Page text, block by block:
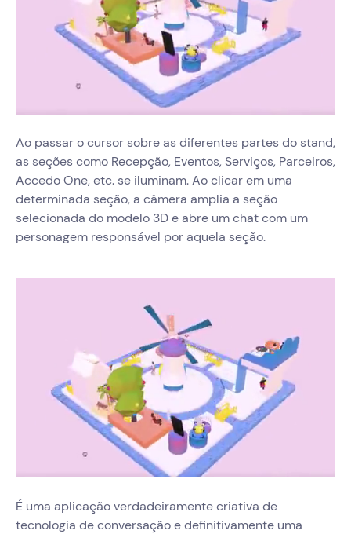
Ao passar o cursor sobre as diferentes partes do stand,
as seções como Recepção, Eventos, Serviços, Parceiros,
Accedo One, etc. se iluminam. Ao clicar em uma
determinada seção, a câmera amplia a seção
selecionada do modelo 3D e abre um chat com um
personagem responsável por aquela seção.
É uma aplicação verdadeiramente criativa de
tecnologia de conversação e definitivamente uma